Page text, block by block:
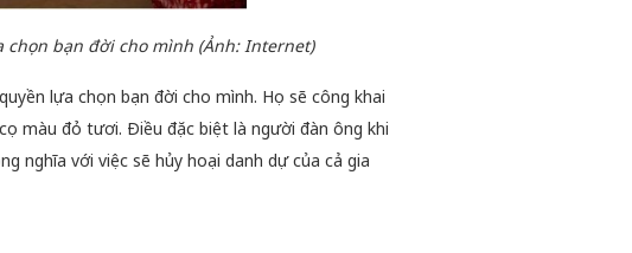
bạn đời cho mình (Ảnh: Internet)
lựa chọn bạn đời cho mình. Họ sẽ công khai
màu đỏ tươi. Điều đặc biệt là người đàn ông khi
nghĩa với việc sẽ hủy hoại danh dự của cả gia